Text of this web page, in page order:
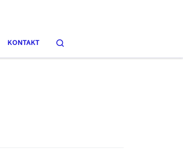
KONTAKT